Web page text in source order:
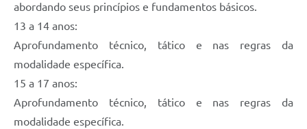
abordando seus princípios e fundamentos básicos.
13 a 14 anos:
Aprofundamento técnico, tático e nas regras da
modalidade específica.
15 a 17 anos:
Aprofundamento técnico, tático e nas regras da
modalidade específica.